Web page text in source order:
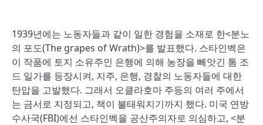
1939년에는 노동자들과 같이 일한 경험을 소재로 한<분노
의 포도(The grapes of Wrath)>를 발표했다. 스타인벡은
이 작품에 토지 소유주인 은행에 의해 농장을 빼앗긴 톰 조
드 일가를 등장시켜, 지주, 은행, 경찰의 노동자들에 대한
탄압을 고발했다. 그래서 오클라호마 주등의 여러 주에서
는 금서로 지정되고, 책이 불태워지기까지 했다. 미국 연방
수사국(FBI)에선 스타인벡을 공산주의자로 의심하고, <분